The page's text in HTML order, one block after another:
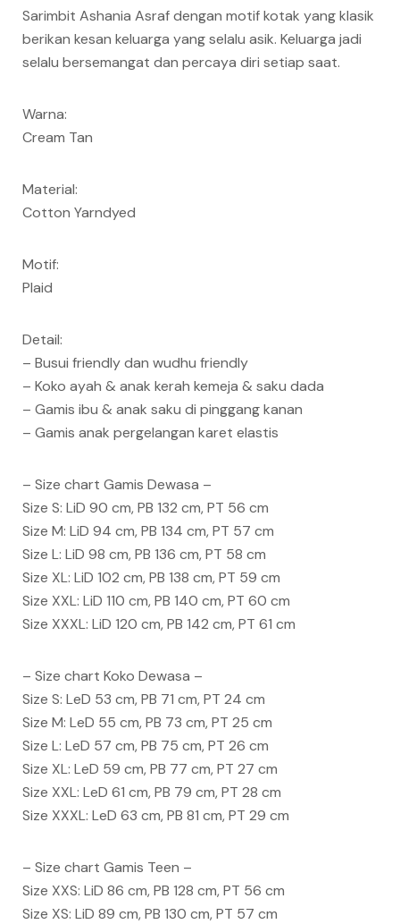
Sarimbit Ashania Asraf dengan motif kotak yang klasik
berikan kesan keluarga yang selalu asik. Keluarga jadi
selalu bersemangat dan percaya diri setiap saat.
Warna:
Cream Tan
Material:
Cotton Yarndyed
Motif:
Plaid
Detail:
– Busui friendly dan wudhu friendly
– Koko ayah & anak kerah kemeja & saku dada
– Gamis ibu & anak saku di pinggang kanan
– Gamis anak pergelangan karet elastis
– Size chart Gamis Dewasa –
Size S: LiD 90 cm, PB 132 cm, PT 56 cm
Size M: LiD 94 cm, PB 134 cm, PT 57 cm
Size L: LiD 98 cm, PB 136 cm, PT 58 cm
Size XL: LiD 102 cm, PB 138 cm, PT 59 cm
Size XXL: LiD 110 cm, PB 140 cm, PT 60 cm
Size XXXL: LiD 120 cm, PB 142 cm, PT 61 cm
– Size chart Koko Dewasa –
Size S: LeD 53 cm, PB 71 cm, PT 24 cm
Size M: LeD 55 cm, PB 73 cm, PT 25 cm
Size L: LeD 57 cm, PB 75 cm, PT 26 cm
Size XL: LeD 59 cm, PB 77 cm, PT 27 cm
Size XXL: LeD 61 cm, PB 79 cm, PT 28 cm
Size XXXL: LeD 63 cm, PB 81 cm, PT 29 cm
– Size chart Gamis Teen –
Size XXS: LiD 86 cm, PB 128 cm, PT 56 cm
Size XS: LiD 89 cm, PB 130 cm, PT 57 cm